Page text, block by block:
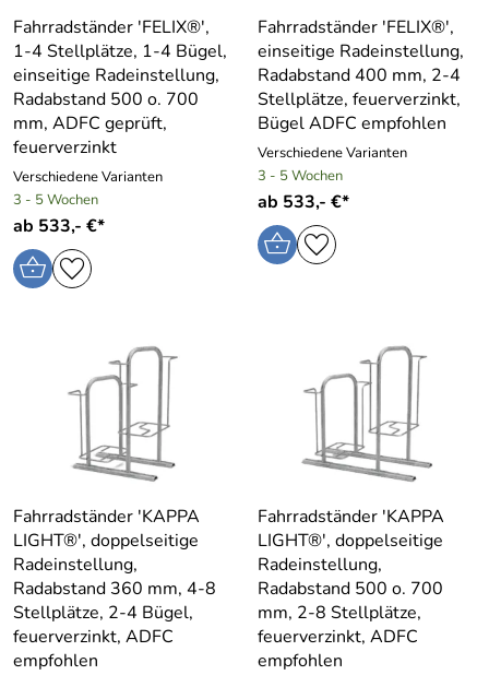
Fahrradständer ′FELIX®′,
1-4 Stellplätze, 1-4 Bügel,
einseitige Radeinstellung,
Radabstand 500 o. 700
mm, ADFC geprüft,
feuerverzinkt
Verschiedene Varianten
3 - 5 Wochen
ab 533,- €*
Fahrradständer ′FELIX®′,
einseitige Radeinstellung,
Radabstand 400 mm, 2-4
Stellplätze, feuerverzinkt,
Bügel ADFC empfohlen
Verschiedene Varianten
3 - 5 Wochen
ab 533,- €*
Fahrradständer ′KAPPA
LIGHT®′, doppelseitige
Radeinstellung,
Radabstand 360 mm, 4-8
Stellplätze, 2-4 Bügel,
feuerverzinkt, ADFC
empfohlen
Fahrradständer ′KAPPA
LIGHT®′, doppelseitige
Radeinstellung,
Radabstand 500 o. 700
mm, 2-8 Stellplätze,
feuerverzinkt, ADFC
empfohlen